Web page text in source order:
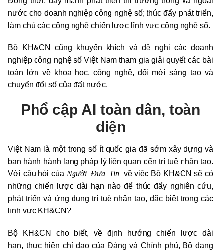
nước cho doanh nghiệp công nghệ số; thúc đẩy phát triển,
làm chủ các công nghệ chiến lược lĩnh vực công nghệ số.
Bộ KH&CN cũng khuyến khích và đề nghị các doanh
nghiệp công nghệ số Việt Nam tham gia giải quyết các bài
toán lớn về khoa học, công nghệ, đổi mới sáng tạo và
chuyển đổi số của đất nước.
Phổ cập AI toàn dân, toàn
diện
Việt Nam là một trong số ít quốc gia đã sớm xây dựng và
ban hành hành lang pháp lý liên quan đến trí tuệ nhân tạo.
Với câu hỏi của Người Đưa Tin về việc Bộ KH&CN sẽ có
những chiến lược dài hạn nào để thúc đẩy nghiên cứu,
phát triển và ứng dụng trí tuệ nhân tạo, đặc biệt trong các
lĩnh vực KH&CN?
Bộ KH&CN cho biết, về định hướng chiến lược dài
hạn, thực hiện chỉ đạo của Đảng và Chính phủ, Bộ đang